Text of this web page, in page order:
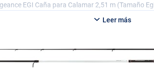
EGI Caña para Calamar 2,51 m (Tamaño
VengeanceEGISquid 2.51 m (Tamaño Egi: 2.0-
Leer más